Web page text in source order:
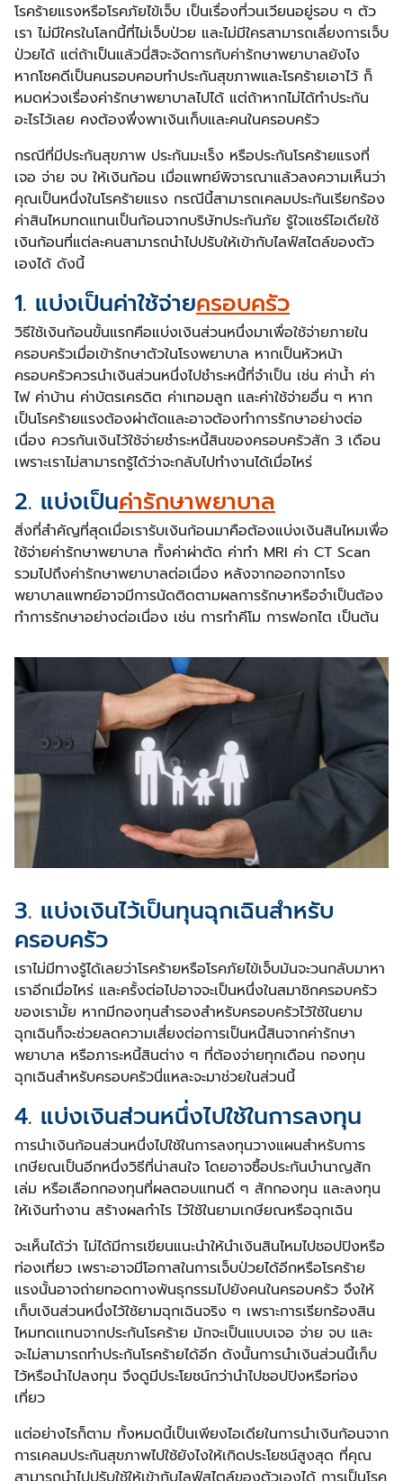
โรคร้ายแรงหรือโรคภัยไข้เจ็บ เป็นเรื่องที่วนเวียนอยู่รอบ ๆ ตัว
เรา ไม่มีใครในโลกนี้ที่ไม่เจ็บป่วย และไม่มีใครสามารถเลี่ยงการเจ็บ
ป่วยได้ แต่ถ้าเป็นแล้วนี่สิจะจัดการกับค่ารักษาพยาบาลยังไง
หากโชคดีเป็นคนรอบคอบทำประกันสุขภาพและโรคร้ายเอาไว้ ก็
หมดห่วงเรื่องค่ารักษาพยาบาลไปได้ แต่ถ้าหากไม่ได้ทำประกัน
อะไรไว้เลย คงต้องพึ่งพาเงินเก็บและคนในครอบครัว
กรณีที่มีประกันสุขภาพ ประกันมะเร็ง หรือประกันโรคร้ายแรงที่
เจอ จ่าย จบ ให้เงินก้อน เมื่อแพทย์พิจารณาแล้วลงความเห็นว่า
คุณเป็นหนึ่งในโรคร้ายแรง กรณีนี้สามารถเคลมประกันเรียกร้อง
ค่าสินไหมทดแทนเป็นก้อนจากบริษัทประกันภัย รู้ใจแชร์ไอเดียใช้
เงินก้อนที่แต่ละคนสามารถนำไปปรับให้เข้ากับไลฟ์สไตล์ของตัว
เองได้ ดังนี้
1. แบ่งเป็นค่าใช้จ่ายครอบครัว
วิธีใช้เงินก้อนขั้นแรกคือแบ่งเงินส่วนหนึ่งมาเพื่อใช้จ่ายภายใน
ครอบครัวเมื่อเข้ารักษาตัวในโรงพยาบาล หากเป็นหัวหน้า
ครอบครัวควรนำเงินส่วนหนึ่งไปชำระหนี้ที่จำเป็น เช่น ค่าน้ำ ค่า
ไฟ ค่าบ้าน ค่าบัตรเครดิต ค่าเทอมลูก และค่าใช้จ่ายอื่น ๆ หาก
เป็นโรคร้ายแรงต้องผ่าตัดและอาจต้องทำการรักษาอย่างต่อ
เนื่อง ควรกันเงินไว้ใช้จ่ายชำระหนี้สินของครอบครัวสัก 3 เดือน
เพราะเราไม่สามารถรู้ได้ว่าจะกลับไปทำงานได้เมื่อไหร่
2. แบ่งเป็นค่ารักษาพยาบาล
สิ่งที่สำคัญที่สุดเมื่อเรารับเงินก้อนมาคือต้องแบ่งเงินสินไหมเพื่อ
ใช้จ่ายค่ารักษาพยาบาล ทั้งค่าผ่าตัด ค่าทำ MRI ค่า CT Scan
รวมไปถึงค่ารักษาพยาบาลต่อเนื่อง หลังจากออกจากโรง
พยาบาลแพทย์อาจมีการนัดติดตามผลการรักษาหรือจำเป็นต้อง
ทำการรักษาอย่างต่อเนื่อง เช่น การทำคีโม การฟอกไต เป็นต้น
3. แบ่งเงินไว้เป็นทุนฉุกเฉินสำหรับ
ครอบครัว
เราไม่มีทางรู้ได้เลยว่าโรคร้ายหรือโรคภัยไข้เจ็บมันจะวนกลับมาหา
เราอีกเมื่อไหร่ และครั้งต่อไปอาจจะเป็นหนึ่งในสมาชิกครอบครัว
ของเรามั้ย หากมีกองทุนสำรองสำหรับครอบครัวไว้ใช้ในยาม
ฉุกเฉินก็จะช่วยลดความเสี่ยงต่อการเป็นหนี้สินจากค่ารักษา
พยาบาล หรือภาระหนี้สินต่าง ๆ ที่ต้องจ่ายทุกเดือน กองทุน
ฉุกเฉินสำหรับครอบครัวนี่แหละจะมาช่วยในส่วนนี้
4. แบ่งเงินส่วนหนึ่งไปใช้ในการลงทุน
การนำเงินก้อนส่วนหนึ่งไปใช้ในการลงทุนวางแผนสำหรับการ
เกษียณเป็นอีกหนึ่งวิธีที่น่าสนใจ โดยอาจซื้อประกันบำนาญสัก
เล่ม หรือเลือกกองทุนที่ผลตอบแทนดี ๆ สักกองทุน และลงทุน
ให้เงินทำงาน สร้างผลกำไร ไว้ใช้ในยามเกษียณหรือฉุกเฉิน
จะเห็นได้ว่า ไม่ได้มีการเขียนแนะนำให้นำเงินสินไหมไปชอปปิงหรือ
ท่องเที่ยว เพราะอาจมีโอกาสในการเจ็บป่วยได้อีกหรือโรคร้าย
แรงนั้นอาจถ่ายทอดทางพันธุกรรมไปยังคนในครอบครัว จึงให้
เก็บเงินส่วนหนึ่งไว้ใช้ยามฉุกเฉินจริง ๆ เพราะการเรียกร้องสิน
ไหมทดเเทนจากประกันโรคร้าย มักจะเป็นแบบเจอ จ่าย จบ และ
จะไม่สามารถทำประกันโรคร้ายได้อีก ดังนั้นการนำเงินส่วนนี้เก็บ
ไว้หรือนำไปลงทุน จึงดูมีประโยชน์กว่านำไปชอปปิงหรือท่อง
เที่ยว
แต่อย่างไรก็ตาม ทั้งหมดนี้เป็นเพียงไอเดียในการนำเงินก้อนจาก
การเคลมประกันสุขภาพไปใช้ยังไงให้เกิดประโยชน์สูงสุด ที่คุณ